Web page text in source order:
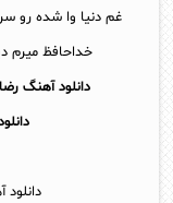
غم دنیا وا شده رو
خداحافظ میرم
دانلود آهنگ